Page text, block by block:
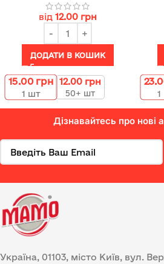
від 12.00 грн
ДОДАТИ В КОШИК
15.00 грн
1 шт
12.00 грн
50+ шт 1
Дізнавайтесь про нові
Україна, 01103, місто Київ, вул.